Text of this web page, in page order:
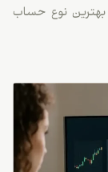
نوع حساب